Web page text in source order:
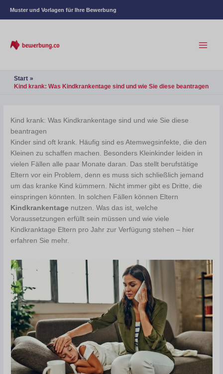
Muster und Vorlagen für Ihre Bewerbung
Start
Kind krank: Was Kindkrankentage sind und wie Sie diese beantragen
Kind krank: Was Kindkrankentage sind und wie Sie diese
beantragen
Kinder sind oft krank. Häufig sind es Atemwegsinfekte, die den
Kleinen zu schaffen machen. Besonders Kleinkinder leiden in
vielen Fällen alle paar Monate daran. Das stellt berufstätige
Eltern vor ein Problem, denn es muss sich schließlich jemand
um das kranke Kind kümmern. Nicht immer gibt es Dritte, die
einspringen könnten. In solchen Fällen können Eltern
Kindkrankentage nutzen. Was das ist, welche
Voraussetzungen erfüllt sein müssen und wie viele
Kindkranktage Eltern pro Jahr zur Verfügung stehen – hier
erfahren Sie mehr.